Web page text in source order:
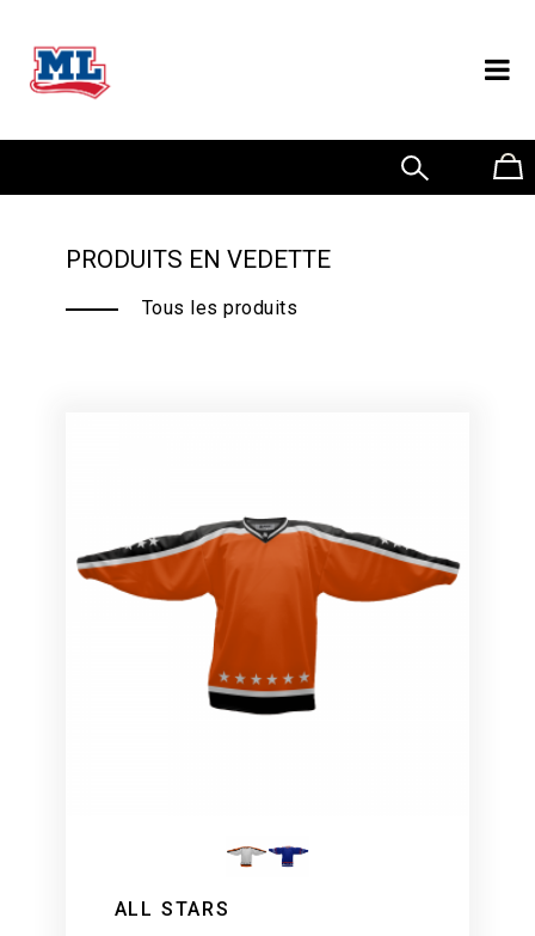
PRODUITS EN VEDETTE
Tous les produits
ALL STARS